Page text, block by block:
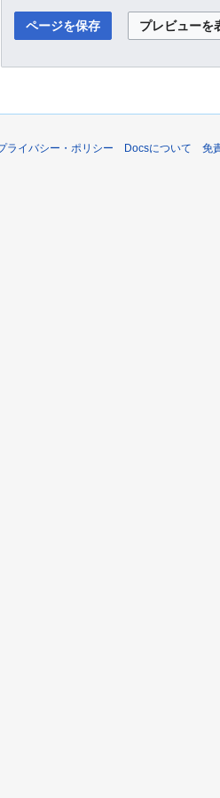
ライバシー・ポリシー Docsについて 免